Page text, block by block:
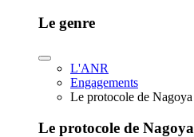
Le genre
L'ANR
Engagements
Le protocole de Nagoya
Le protocole de Nagoya